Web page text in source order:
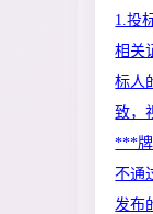
1.投
相关
标人
致，
***牌
不通
发布